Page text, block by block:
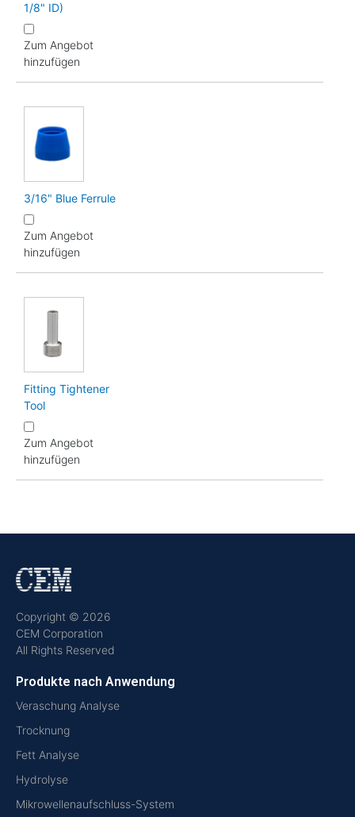
1/8" ID)
Zum Angebot
hinzufügen
3/16" Blue Ferrule
Zum Angebot
hinzufügen
Fitting Tightener
Tool
Zum Angebot
hinzufügen
Copyright © 2026
CEM Corporation
All Rights Reserved
Produkte nach Anwendung
Veraschung Analyse
Trocknung
Fett Analyse
Hydrolyse
Mikrowellenaufschluss-System